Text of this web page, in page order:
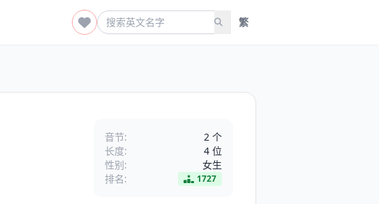
繁
音节:
2 个
长度:
4 位
性别:
女生
排名:
1727